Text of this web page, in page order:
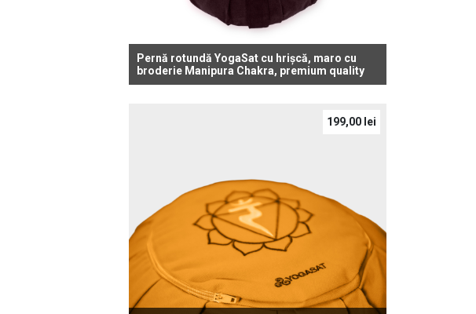
Pernă rotundă YogaSat cu hrișcă, maro cu
broderie Manipura Chakra, premium quality
199,00 lei